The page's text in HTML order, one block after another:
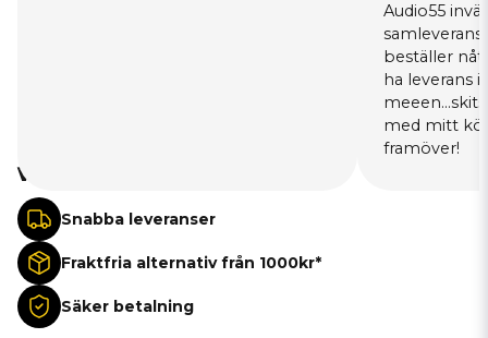
Audio55
beställer
ha leverans i
med mitt
framöver!
Varför handla hos oss?
Snabba leveranser
Fraktfria alternativ från 1000kr*
Säker betalning